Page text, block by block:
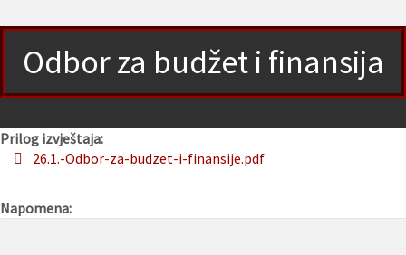
Odbor za budžet i finansija
Prilog izvještaja:
26.1.-Odbor-za-budzet-i-finansije.pdf
Napomena: